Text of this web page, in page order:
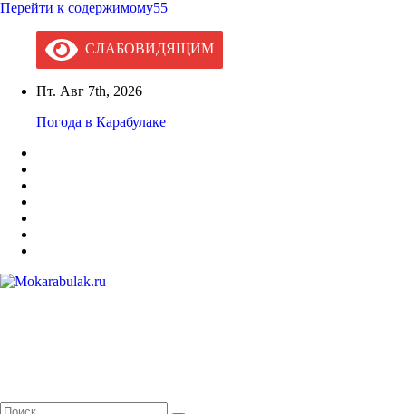
Перейти к содержимому55
СЛАБОВИДЯЩИМ
Пт. Авг 7th, 2026
Погода в Карабулаке